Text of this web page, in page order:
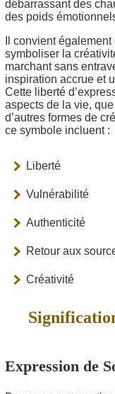
débarrassant des
des poids
Il convient
symboliser la
marchant sans
inspiration accrue et
Cette liberté
aspects de la vie,
d’autres formes de
ce symbole incluent :
Liberté
Vulnérabilité
Authenticité
Retour aux
Créativité
Expression de